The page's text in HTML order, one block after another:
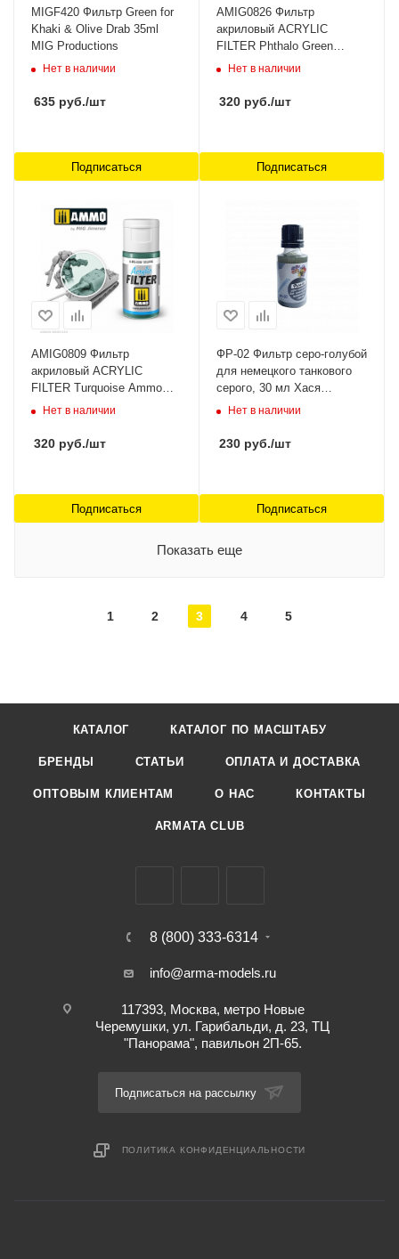
MIGF420 Фильтр Green for
Khaki & Olive Drab 35ml
MIG Productions
Нет в наличии
635 руб./шт
Подписаться
AMIG0826 Фильтр
акриловый ACRYLIC
FILTER Phthalo Green
Ammo Mig
Нет в наличии
320 руб./шт
Подписаться
AMIG0809 Фильтр
акриловый ACRYLIC
FILTER Turquoise Ammo
MigНет в наличии
320 руб./шт
Подписаться
ФР-02 Фильтр серо-голубой
для немецкого танкового
серого, 30 мл Хася
Моделист
Нет в наличии
230 руб./шт
Подписаться
Показать еще
1 2 3 4 5
КАТАЛОГ КАТАЛОГ ПО МАСШТАБУ
БРЕНДЫ СТАТЬИ ОПЛАТА И ДОСТАВКА
ОПТОВЫМ КЛИЕНТАМ О НАС КОНТАКТЫ
ARMATA CLUB
8 (800) 333-6314
info@arma-models.ru
117393, Москва, метро Новые
Черемушки, ул. Гарибальди, д. 23, ТЦ
"Панорама", павильон 2П-65.
Подписаться на рассылку
ПОЛИТИКА КОНФИДЕНЦИАЛЬНОСТИ